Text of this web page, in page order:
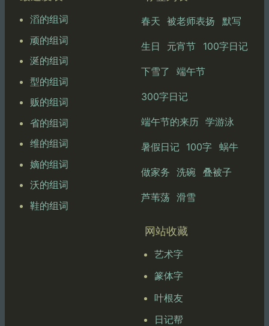
滔的组词
顽的组词
涎的组词
型的组词
贩的组词
省的组词
维的组词
嫡的组词
沃的组词
鞋的组词
春天 被老师表扬 默写
生日 元宵节 100字日记
下雪了 端午节
300字日记
端午节的来历 学游泳
暑假日记 100字 蜗牛
做家务 洗碗 叠被子
芦苇荡 滑雪
网站收藏
艺术字
篆体字
叶根友
日记帮